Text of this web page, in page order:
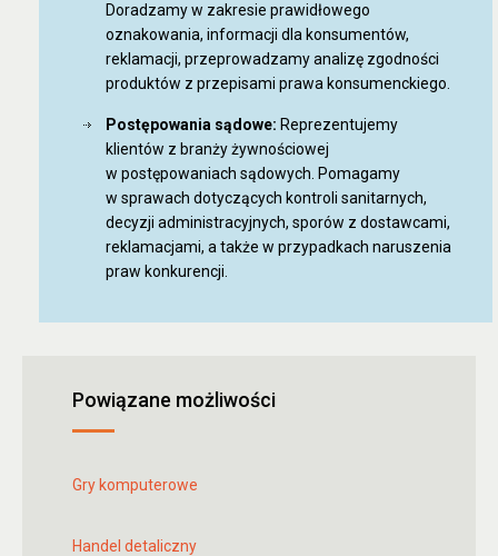
Doradzamy w zakresie prawidłowego
oznakowania, informacji dla konsumentów,
reklamacji, przeprowadzamy analizę zgodności
produktów z przepisami prawa konsumenckiego.
Postępowania sądowe: Reprezentujemy
klientów z branży żywnościowej
w postępowaniach sądowych. Pomagamy
w sprawach dotyczących kontroli sanitarnych,
decyzji administracyjnych, sporów z dostawcami,
reklamacjami, a także w przypadkach naruszenia
praw konkurencji.
Powiązane możliwości
Gry komputerowe
Handel detaliczny